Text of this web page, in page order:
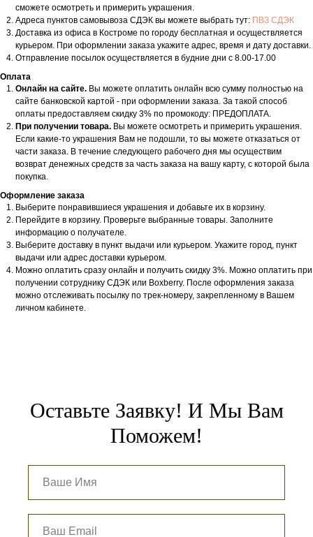
сможете осмотреть и примерить украшения.
Адреса пунктов самовывоза СДЭК вы можете выбрать тут: ПВЗ СДЭК
Доставка из офиса в Костроме по городу бесплатная и осуществляется
курьером. При оформлении заказа укажите адрес, время и дату доставки.
Отправление посылок осуществляется в будние дни с 8.00-17.00
Оплата
Онлайн на сайте. Вы можете оплатить онлайн всю сумму полностью на
сайте банковской картой - при оформлении заказа. За такой способ
оплаты предоставляем скидку 3% по промокоду: ПРЕДОПЛАТА.
При получении товара. Вы можете осмотреть и примерить украшения.
Если какие-то украшения Вам не подошли, то вы можете отказаться от
части заказа. В течение следующего рабочего дня мы осуществим
возврат денежных средств за часть заказа на вашу карту, с которой была
покупка.
Оформление заказа
Выберите понравившиеся украшения и добавьте их в корзину.
Перейдите в корзину. Проверьте выбранные товары. Заполните
информацию о получателе.
Выберите доставку в пункт выдачи или курьером. Укажите город, пункт
выдачи или адрес доставки курьером.
Можно оплатить сразу онлайн и получить скидку 3%. Можно оплатить при
получении сотруднику СДЭК или Boxberry. После оформления заказа
можно отслеживать посылку по трек-номеру, закрепленному в Вашем
личном кабинете.
Оставьте Заявку! И Мы Вам
Поможем!